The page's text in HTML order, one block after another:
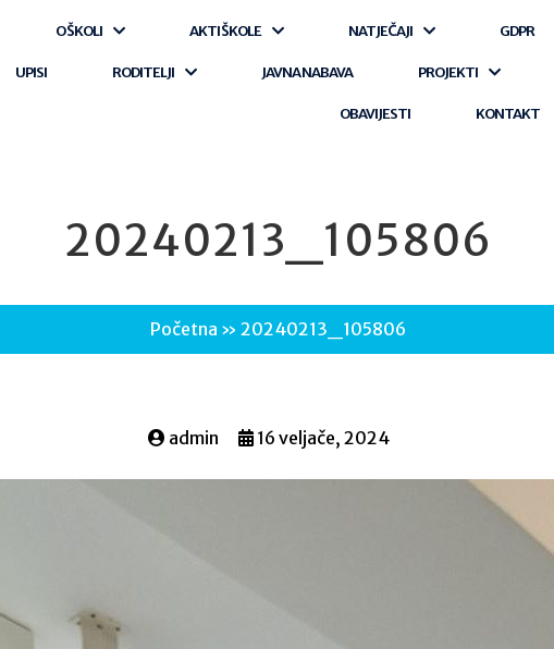
O ŠKOLI AKTI ŠKOLE NATJEČAJI GDPR
UPISI RODITELJI JAVNA NABAVA PROJEKTI
OBAVIJESTI KONTAKT
20240213_105806
Početna » 20240213_105806
admin 16 veljače, 2024